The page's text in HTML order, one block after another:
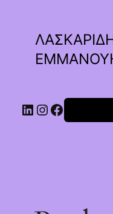
Linkedin
Instagram
Facebook